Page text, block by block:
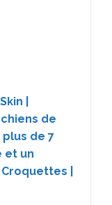
|
de
de 7
et un
|